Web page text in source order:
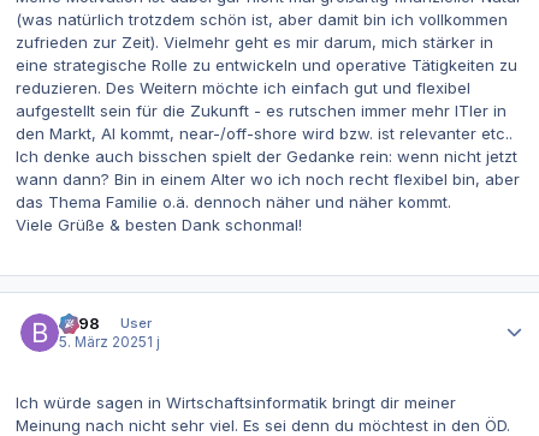
(was natürlich trotzdem schön ist, aber damit bin ich vollkommen
zufrieden zur Zeit). Vielmehr geht es mir darum, mich stärker in
eine strategische Rolle zu entwickeln und operative Tätigkeiten zu
reduzieren. Des Weitern möchte ich einfach gut und flexibel
aufgestellt sein für die Zukunft - es rutschen immer mehr ITler in
den Markt, AI kommt, near-/off-shore wird bzw. ist relevanter etc..
Ich denke auch bisschen spielt der Gedanke rein: wenn nicht jetzt
wann dann? Bin in einem Alter wo ich noch recht flexibel bin, aber
das Thema Familie o.ä. dennoch näher und näher kommt.
Viele Grüße & besten Dank schonmal!
be98
User
5. März 20251 j
Ich würde sagen in Wirtschaftsinformatik bringt dir meiner
Meinung nach nicht sehr viel. Es sei denn du möchtest in den ÖD.